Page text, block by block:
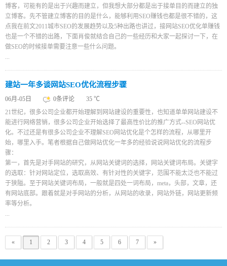
博客，可能有的是出于兴趣而建立，但我想大部分都是出于接单目的而建立的独
立博客。先不管建立博客的目的是什么，能够利用SEO赚钱也都是很不错的，这
点我在前文2011城市SEO的发展趋势以及5种出路也讲过，接网站SEO优化单赚钱
也是一个不错的出路，下面肖俊就结合自己的一些经历和大家一起探讨一下，在
做SEO的时候接单需要注意一些什么问题。
...
建站一年多谈网站SEO优化流程步骤
06月-05日 0条评论
35 ℃
21世纪，很多公司企业都开始理解到网站建设的重要性，也知道单单网站建设不
能进行网络营销，很多公司企业开始选择了最高性价比的推广方式--SEO网站优
化。不过还是有很多公司企业不理解SEO网站优化是个怎样的流程，从哪里开
始，哪里入手。笔者根据自己做网站优化一年多的经验说说网站优化的流程步
骤：
第一，首先是对手网站的研究，从网站关键词的选择，网站关键词布局。关键字
的选取：针对网站定位，选取高效、有针对性的关键字，范围不能太泛也不能过
于狭隘。至于网站关键词布局，一般就是四处一词布局，meta，头部，文章，还
有网站底部。跟着就是对手网站的分析，从网站的收录，网站外链，网站更新频
率等分析。
...
« 1 2 3 4 5 6 7 »